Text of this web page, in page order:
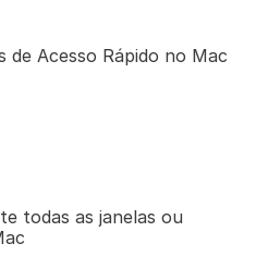
de Acesso Rápido no Mac
todas as janelas ou